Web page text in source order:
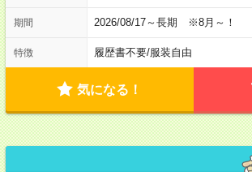
期間 2026/08/17～長期 ※8月～！
特徴 履歴書不要/服装自由
気になる！